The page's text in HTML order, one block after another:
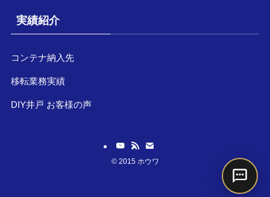
実績紹介
コンテナ納入先
移転業務実績
DIY井戸 お客様の声
©2015 ホウワ